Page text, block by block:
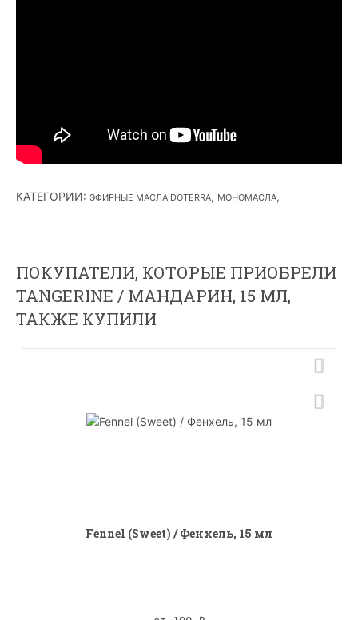
КАТЕГОРИИ: ЭФИРНЫЕ МАСЛА DŌTERRA, МОНОМАСЛА,
ПОКУПАТЕЛИ, КОТОРЫЕ ПРИОБРЕЛИ
TANGERINE / МАНДАРИН, 15 МЛ,
ТАКЖЕ КУПИЛИ
Fennel (Sweet) / Фенхель, 15 мл